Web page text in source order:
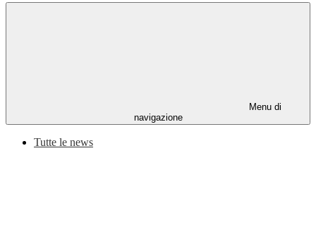
Menu di
navigazione
Tutte le news